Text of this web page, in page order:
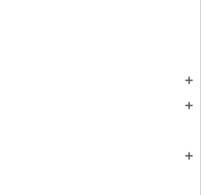
add
add
add